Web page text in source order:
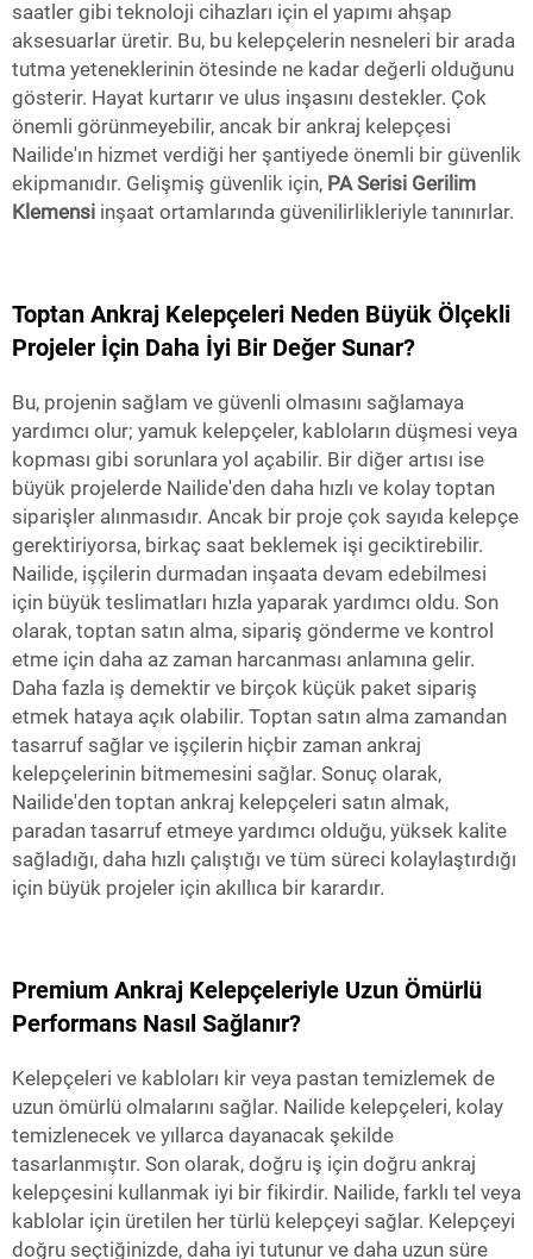
saatler gibi teknoloji cihazları için el yapımı ahşap
aksesuarlar üretir. Bu, bu kelepçelerin nesneleri bir arada
tutma yeteneklerinin ötesinde ne kadar değerli olduğunu
gösterir. Hayat kurtarır ve ulus inşasını destekler. Çok
önemli görünmeyebilir, ancak bir ankraj kelepçesi
Nailide'ın hizmet verdiği her şantiyede önemli bir güvenlik
ekipmanıdır. Gelişmiş güvenlik için, PA Serisi Gerilim
Klemensi inşaat ortamlarında güvenilirlikleriyle tanınırlar.
Toptan Ankraj Kelepçeleri Neden Büyük Ölçekli
Projeler İçin Daha İyi Bir Değer Sunar?
Bu, projenin sağlam ve güvenli olmasını sağlamaya
yardımcı olur; yamuk kelepçeler, kabloların düşmesi veya
kopması gibi sorunlara yol açabilir. Bir diğer artısı ise
büyük projelerde Nailide'den daha hızlı ve kolay toptan
siparişler alınmasıdır. Ancak bir proje çok sayıda kelepçe
gerektiriyorsa, birkaç saat beklemek işi geciktirebilir.
Nailide, işçilerin durmadan inşaata devam edebilmesi
için büyük teslimatları hızla yaparak yardımcı oldu. Son
olarak, toptan satın alma, sipariş gönderme ve kontrol
etme için daha az zaman harcanması anlamına gelir.
Daha fazla iş demektir ve birçok küçük paket sipariş
etmek hataya açık olabilir. Toptan satın alma zamandan
tasarruf sağlar ve işçilerin hiçbir zaman ankraj
kelepçelerinin bitmemesini sağlar. Sonuç olarak,
Nailide'den toptan ankraj kelepçeleri satın almak,
paradan tasarruf etmeye yardımcı olduğu, yüksek kalite
sağladığı, daha hızlı çalıştığı ve tüm süreci kolaylaştırdığı
için büyük projeler için akıllıca bir karardır.
Premium Ankraj Kelepçeleriyle Uzun Ömürlü
Performans Nasıl Sağlanır?
Kelepçeleri ve kabloları kir veya pastan temizlemek de
uzun ömürlü olmalarını sağlar. Nailide kelepçeleri, kolay
temizlenecek ve yıllarca dayanacak şekilde
tasarlanmıştır. Son olarak, doğru iş için doğru ankraj
kelepçesini kullanmak iyi bir fikirdir. Nailide, farklı tel veya
kablolar için üretilen her türlü kelepçeyi sağlar. Kelepçeyi
doğru seçtiğinizde, daha iyi tutunur ve daha uzun süre